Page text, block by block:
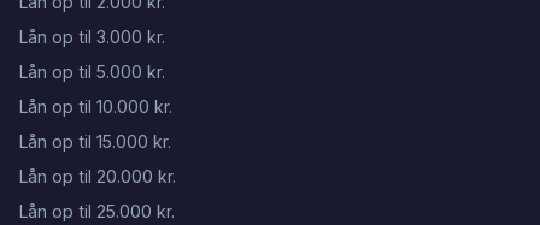
Lån op til 3.000 kr.
Lån op til 5.000 kr.
Lån op til 10.000 kr.
Lån op til 15.000 kr.
Lån op til 20.000 kr.
Lån op til 25.000 kr.